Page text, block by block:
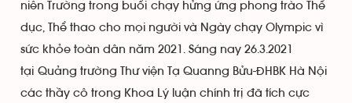
niên Trường trong buổi chạy hửng ứng phong trào Thể
dục, Thể thao cho mọi người và Ngày chạy Olympic vì
sức khỏe toàn dân năm 2021. Sáng nay 26.3.2021
tại Quảng trường Thư viện Tạ Quanng Bửu-ĐHBK Hà Nội
các thầy cô trong Khoa Lý luận chính trị đã tích cực